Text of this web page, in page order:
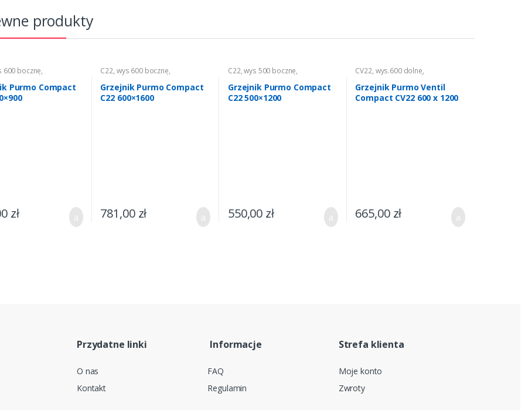
produkty
600 boczne,
Grzejniki CO
Purmo Compact
zł
C22, wys 600 boczne,
Ogrzewanie Grzejniki CO
Grzejnik Purmo Compact
C22 600×1600
781,00 zł
C22,wys 500 boczne,
Ogrzewanie Grzejniki CO
Grzejnik Purmo Compact
C22 500×1200
550,00 zł
CV22, wys.600 dolne,
Ogrzewanie Grzejniki CO
Grzejnik Purmo Ventil
Compact CV22 600 x 1200
665,00 zł
Przydatne linki
O nas
Kontakt
Informacje
FAQ
Regulamin
Strefa klienta
Moje konto
Zwroty